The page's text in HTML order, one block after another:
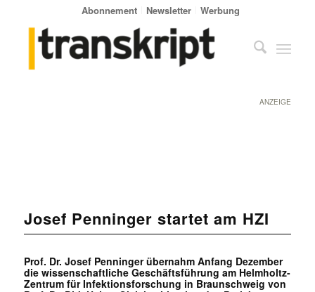
Abonnement Newsletter Werbung
ANZEIGE
Josef Penninger startet am HZI
Prof. Dr. Josef Penninger übernahm Anfang Dezember
die wissenschaftliche Geschäftsführung am Helmholtz-
Zentrum für Infektionsforschung in Braunschweig von